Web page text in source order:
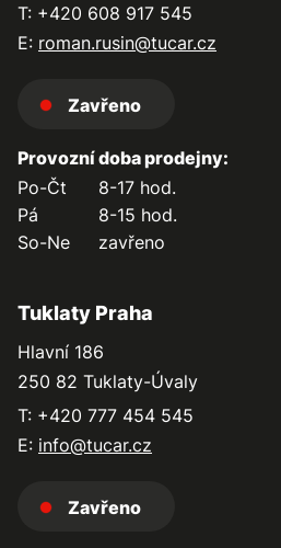
T: +420 608 917 545
E: roman.rusin@tucar.cz
Zavřeno
Provozní doba prodejny:
Po-Čt
8-17 hod.
Pá
8-15 hod.
So-Ne
zavřeno
Tuklaty Praha
Hlavní 186
250 82 Tuklaty-Úvaly
T: +420 777 454 545
E: info@tucar.cz
Zavřeno